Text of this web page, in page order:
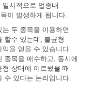
시적으로 업종내
이 발생하게 됩니다.
두 종목을 이용하면
할수 있는데, 불균형
을 얻을 수 있습니다.
종목을 매수하고, 동시에
상태에 이르렀을 때
수 있다는 논리입니다.